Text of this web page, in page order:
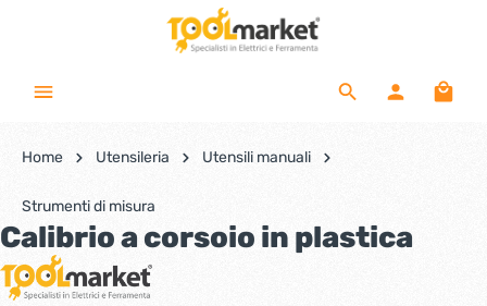
Home Utensileria Utensili manuali
Strumenti di misura
Calibrio a corsoio in plastica